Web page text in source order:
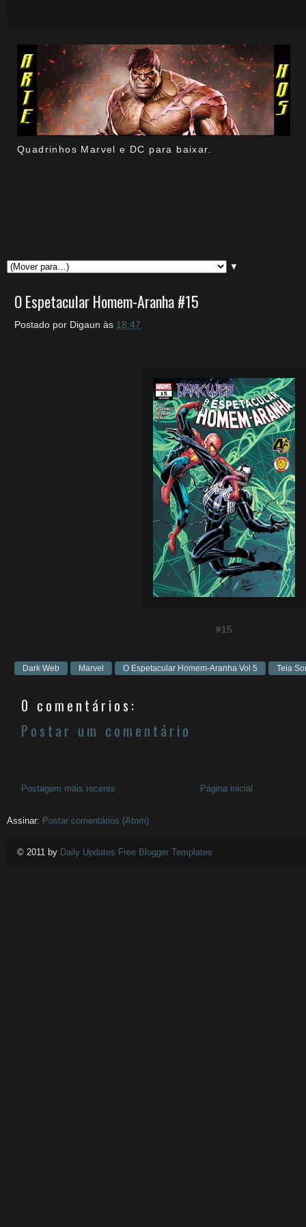
Quadrinhos Marvel e DC para baixar.
▼
O Espetacular Homem-Aranha #15
Postado por Digaun às 18:47
#15
Dark Web Marvel O Espetacular Homem-Aranha Vol 5 Teia
0 comentários:
Postar um comentário
Postagem mais recente Página inicial
Assinar: Postar comentários (Atom)
© 2011 by Daily Updates Free Blogger Templates